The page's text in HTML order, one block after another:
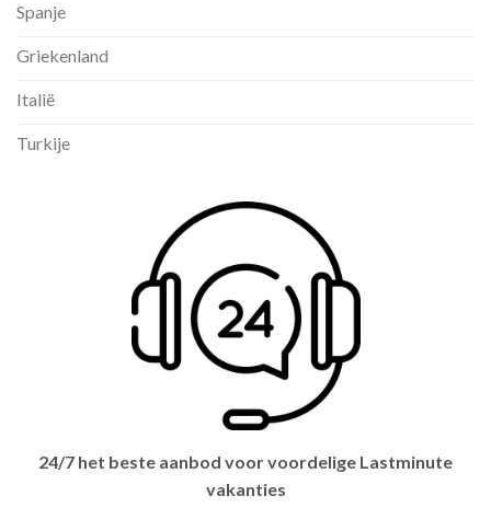
Spanje
Griekenland
Italië
Turkije
24/7 het beste aanbod voor voordelige Lastminute
vakanties